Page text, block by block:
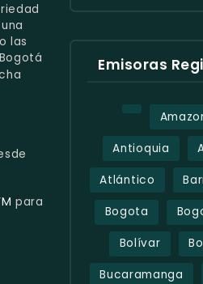
las
para
Emisoras
Antioquia
Atlántico
Bogota
Bolívar
Bucaramanga